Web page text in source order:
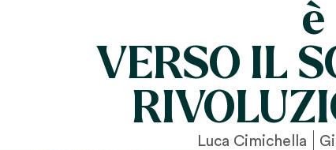
è
VERSO IL
Luca Cimichella